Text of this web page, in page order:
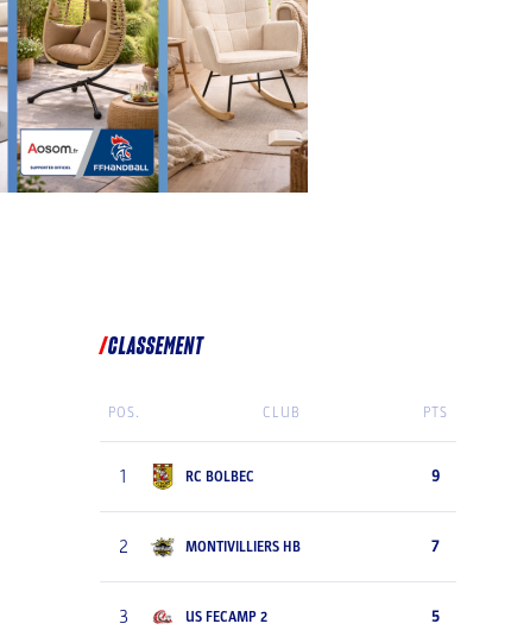
CLASSEMENT
POS. CLUB PTS
1 RC BOLBEC 9
2 MONTIVILLIERS HB 7
3 US FECAMP 2 5